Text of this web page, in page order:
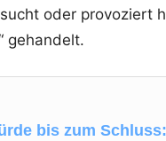
oder provoziert
gehandelt.
bis zum